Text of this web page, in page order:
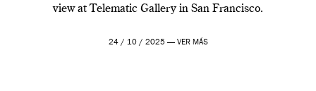
view at Telematic Gallery in San Francisco.
24 / 10 / 2025 — VER MÁS